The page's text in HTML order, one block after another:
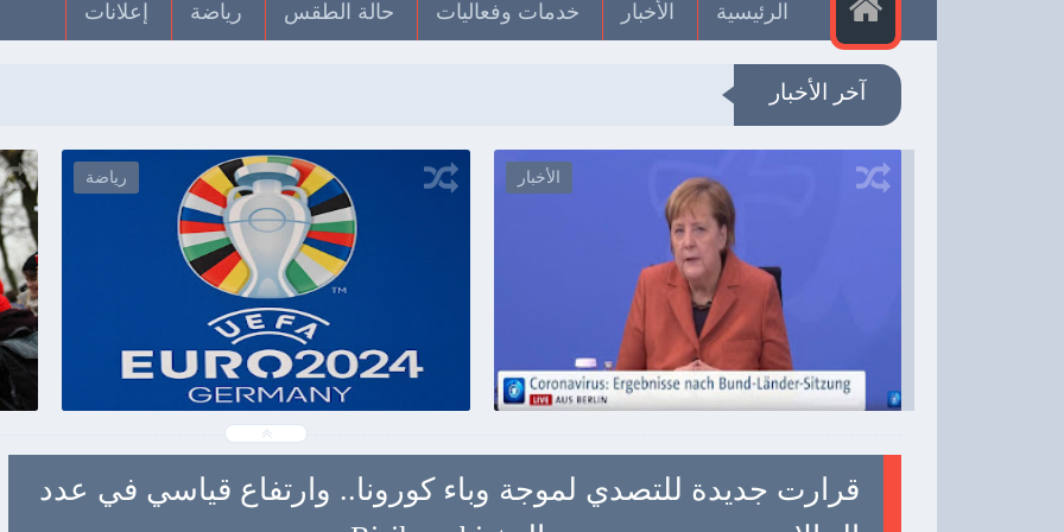
الرئيسية الأخبار خدمات وفعاليات حالة الطقس رياضة إعلانات
آخر الأخبار
الأخبار
2020-12-13
شاهد الموضوع
الأخبار
2020-10-28
Unknown
شاهد الموضوع
قرارت جديدة للتصدي لموجة وباء كورونا.. وارتفاع قياسي في عدد